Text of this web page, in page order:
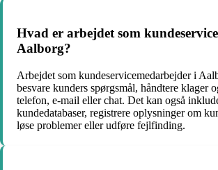
Hvad er arbejdet som
Aalborg?
Arbejdet som kundeservicemedarbejder i
besvare kunders spørgsmål, håndtere klager
telefon, e-mail eller chat. Det kan også
kundedatabaser, registrere oplysninger om
løse problemer eller udføre fejlfinding.